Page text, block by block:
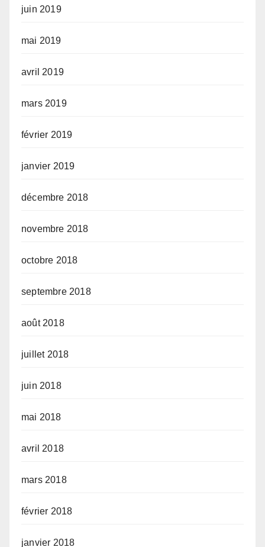
juin 2019
mai 2019
avril 2019
mars 2019
février 2019
janvier 2019
décembre 2018
novembre 2018
octobre 2018
septembre 2018
août 2018
juillet 2018
juin 2018
mai 2018
avril 2018
mars 2018
février 2018
janvier 2018